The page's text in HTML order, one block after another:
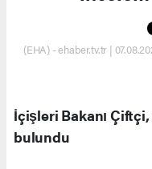
(EHA) - ehaber.tv.tr |
İçişleri Bakanı
bulundu